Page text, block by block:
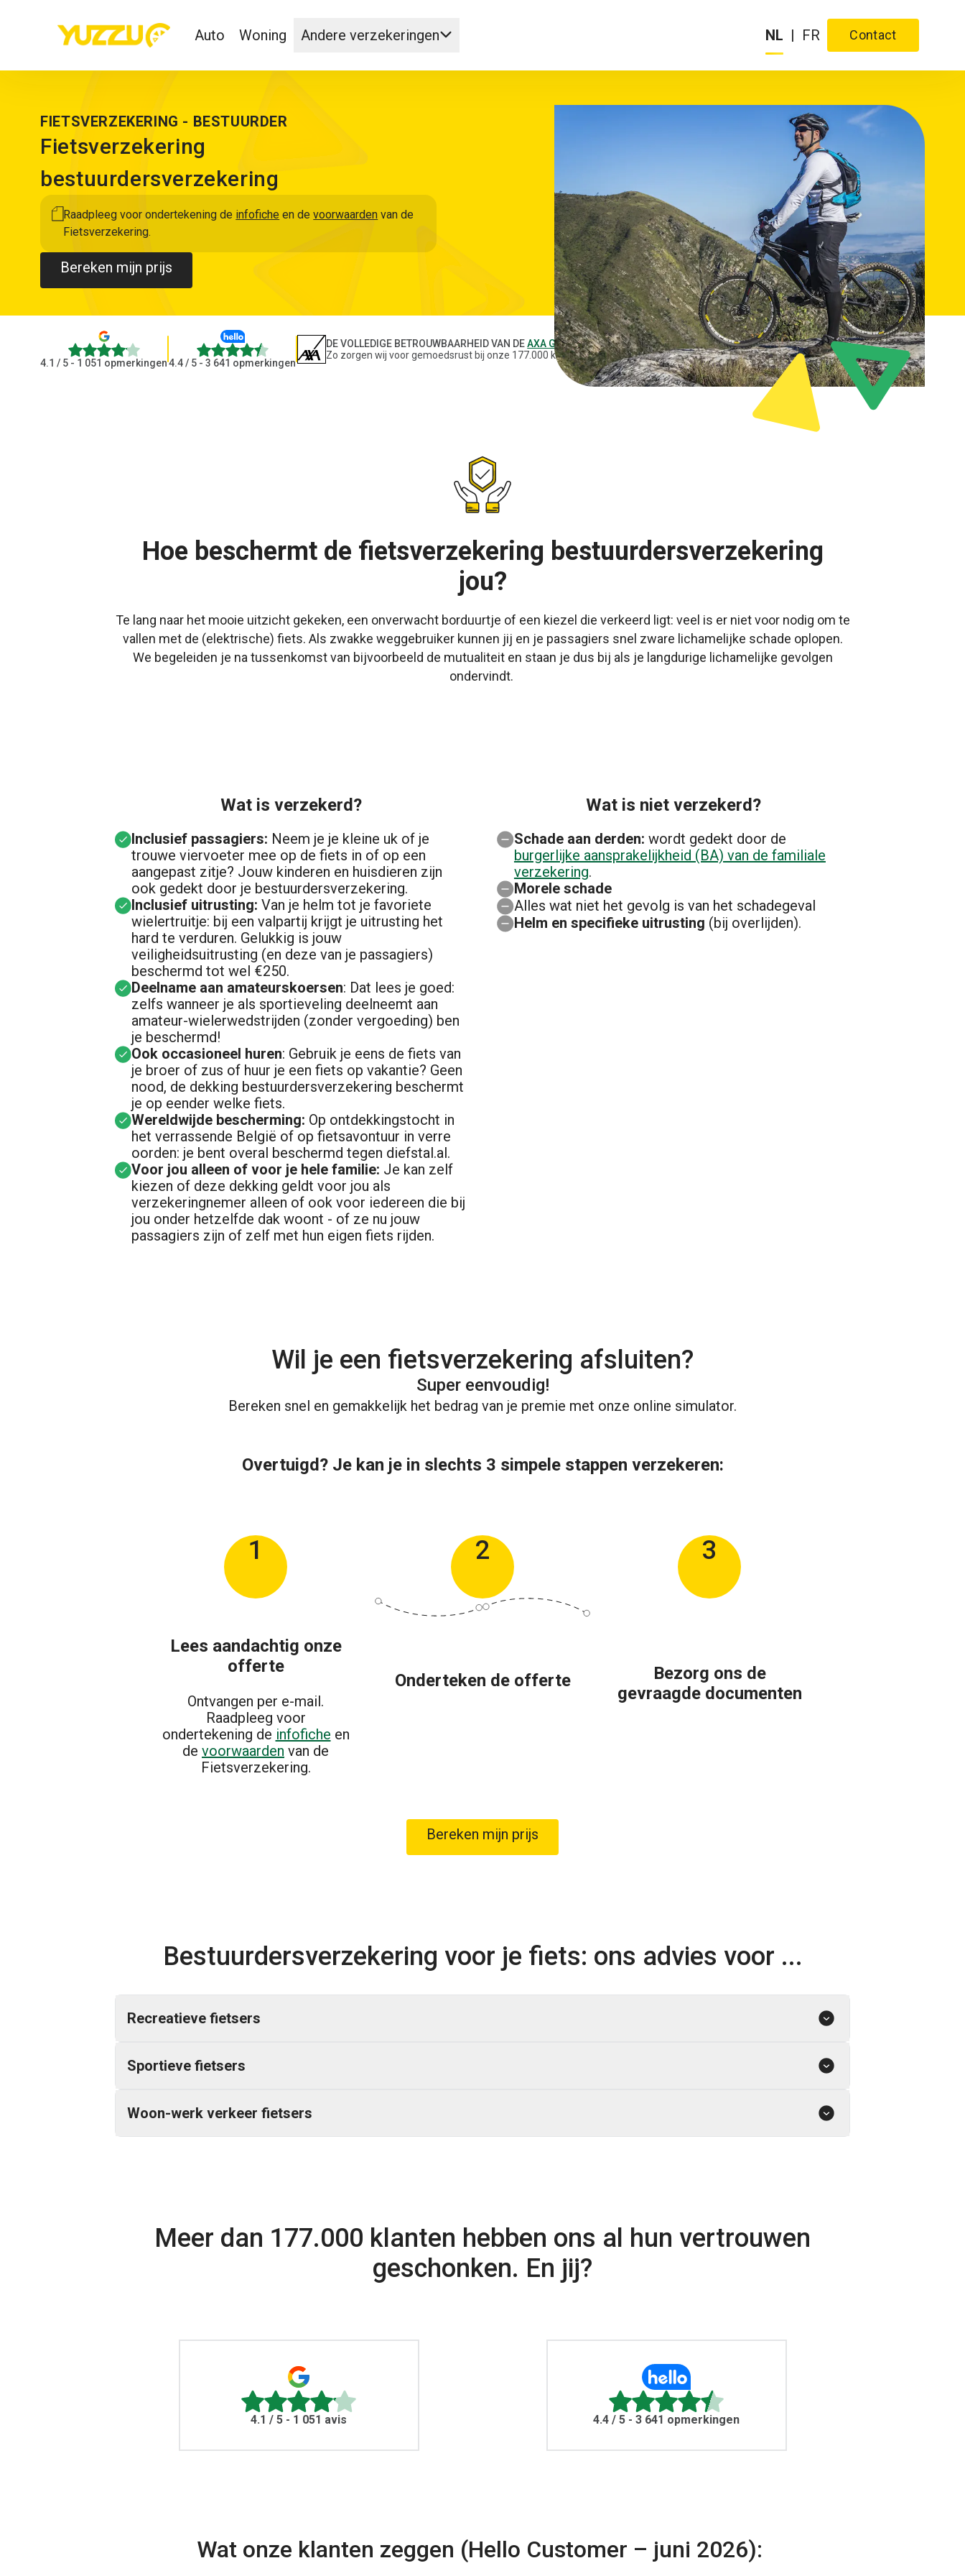
Auto Woning Andere verzekeringen NL | FR Contact
FIETSVERZEKERING - BESTUURDER
Fietsverzekering
bestuurdersverzekering
Raadpleeg voor ondertekening de infofiche en devoorwaarden van de
Fietsverzekering.
Bereken mijn prijs
4.1
4.1 / 5 - 1 051 opmerkingen
4.4
4.4 / 5 - 3 641 opmerkingen
DE VOLLEDIGE BETROUWBAARHEID VAN DEAXA GROEP
Zo zorgen wij voor gemoedsrust bij onze 177.000 klanten.
Hoe beschermt de fietsverzekering bestuurdersverzekering
jou?
Te lang naar het mooie uitzicht gekeken, een onverwacht borduurtje of een kiezel die verkeerd ligt: veel is er niet voor nodig om te
vallen met de (elektrische) fiets. Als zwakke weggebruiker kunnen jij en je passagiers snel zware lichamelijke schade oplopen.
We begeleiden je na tussenkomst van bijvoorbeeld de mutualiteit en staan je dus bij als je langdurige lichamelijke gevolgen
ondervindt.
Wat is verzekerd?
Inclusief passagiers: Neem je je kleine uk of je
trouwe viervoeter mee op de fiets in of op een
aangepast zitje? Jouw kinderen en huisdieren zijn
ook gedekt door je bestuurdersverzekering.
Inclusief uitrusting:Van je helm tot je favoriete
wielertruitje: bij een valpartij krijgt je uitrusting het
hard te verduren. Gelukkig is jouw
veiligheidsuitrusting (en deze van je passagiers)
beschermd tot wel €250.
Deelname aan amateurskoersen: Dat lees je goed:
zelfs wanneer je als sportieveling deelneemt aan
amateur-wielerwedstrijden (zonder vergoeding) ben
je beschermd!
Ook occasioneel huren: Gebruik je eens de fiets van
je broer of zus of huur je een fiets op vakantie? Geen
nood, de dekking bestuurdersverzekering beschermt
je op eender welke fiets.
Wereldwijde bescherming: Op ontdekkingstocht in
het verrassende België of op fietsavontuur in verre
oorden: je bent overal beschermd tegen diefstal.al.
Voor jou alleen of voor je hele familie: Je kan zelf
kiezen of deze dekking geldt voor jou als
verzekeringnemer alleen of ook voor iedereen die bij
jou onder hetzelfde dak woont - of ze nu jouw
passagiers zijn of zelf met hun eigen fiets rijden.
Wat is niet verzekerd?
Schade aan derden: wordt gedekt door de
burgerlijke aansprakelijkheid (BA) van de familiale
verzekering.
Morele schade
Alles wat niet het gevolg is van het schadegeval
Helm en specifieke uitrusting (bij overlijden).
Wil je een fietsverzekering afsluiten?
Super eenvoudig!
Bereken snel en gemakkelijk het bedrag van je premie met onze online simulator.
Overtuigd? Je kan je in slechts 3 simpele stappen verzekeren:
1
Lees aandachtig onze
offerte
Ontvangen per e-mail.
Raadpleeg voor
ondertekening de infofiche en
de voorwaarden van de
Fietsverzekering.
2
Onderteken de offerte
3
Bezorg ons de
gevraagde documenten
Bereken mijn prijs
Bestuurdersverzekering voor je fiets: ons advies voor ...
Recreatieve fietsers
Sportieve fietsers
Woon-werk verkeer fietsers
Meer dan 177.000 klanten hebben ons al hun vertrouwen
geschonken. En jij?
4.1 / 5 - 1 051 avis 4.4 / 5 - 3 641 opmerkingen
Wat onze klanten zeggen (Hello Customer – juni 2026):